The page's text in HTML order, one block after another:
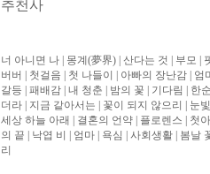
추천사
너 아니면 나 몽계 (夢界) 산다는 것 부모
버버
첫걸음 첫 나들이 아빠의 장난감 엄
갈등
패배감 내 청춘 밤의 꽃 기다림 한
더라
지금 같아서는 꽃이 되지 않으리 눈빛
세상 하늘 아래
결혼의 언약 플로렌스 첫
의 끝
낙엽 비 엄마 욕심 사회생활 봄날
리